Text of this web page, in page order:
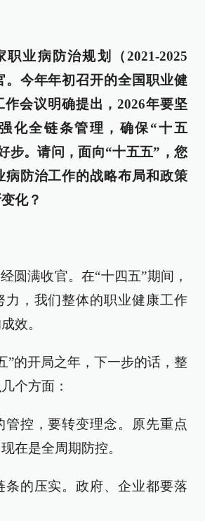
职业病防治规划（2021-2025
。今年年初召开的全国职业健
作会议明确提出，2026年要坚
化全链条管理，确保“十五
步。请问，面向“十五五”，您
病防治工作的战略布局和政策
化？
圆满收官。在“十四五”期间，
力，我们整体的职业健康工作
效。
”的开局之年，下一步的话，整
个方面：
管控，要转变理念。原先重点
在是全周期防控。
条的压实。政府、企业都要落